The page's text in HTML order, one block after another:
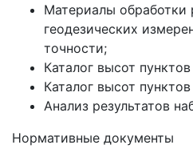
Материалы обработки
геодезических
точности;
Каталог высот
Каталог высот
Анализ результатов
Нормативные документы